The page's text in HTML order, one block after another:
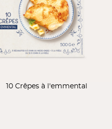
10 Crêpes à l'emmental